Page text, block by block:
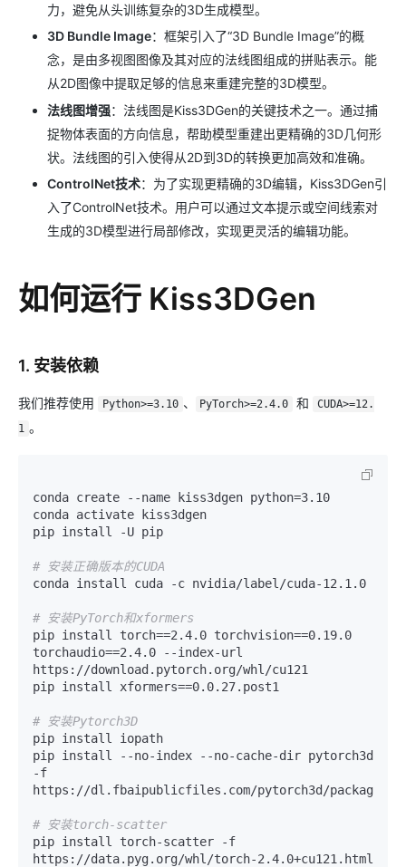
力，避免从头训练复杂的3D生成模型。
3D Bundle Image：框架引入了“3D Bundle Image”的概
念，是由多视图图像及其对应的法线图组成的拼贴表示。能
从2D图像中提取足够的信息来重建完整的3D模型。
法线图增强：法线图是Kiss3DGen的关键技术之一。通过捕
捉物体表面的方向信息，帮助模型重建出更精确的3D几何形
状。法线图的引入使得从2D到3D的转换更加高效和准确。
ControlNet技术：为了实现更精确的3D编辑，Kiss3DGen引
入了ControlNet技术。用户可以通过文本提示或空间线索对
生成的3D模型进行局部修改，实现更灵活的编辑功能。
如何运行 Kiss3DGen
1. 安装依赖
我们推荐使用 Python>=3.10 、 PyTorch>=2.4.0 和
CUDA>=12.
1 。
conda create --name kiss3dgen python=3.10
conda activate kiss3dgen
pip install -U pip
# 安装正确版本的CUDA
conda install cuda -c nvidia/label/cuda-12.1.0
# 安装PyTorch和xformers
pip install torch==2.4.0 torchvision==0.19.0
torchaudio==2.4.0 --index-url
https://download.pytorch.org/whl/cu121
pip install xformers==0.0.27.post1
# 安装Pytorch3D
pip install iopath
pip install --no-index --no-cache-dir pytorch3d
-f
https://dl.fbaipublicfiles.com/pytorch3d/packaging/
# 安装torch-scatter
pip install torch-scatter -f
https://data.pyg.org/whl/torch-2.4.0+cu121.html